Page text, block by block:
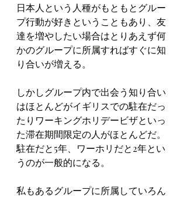
日本人という人種がもともとグルー
プ行動が好きということもあり、友
達を増やしたい場合はとりあえず何
かのグループに所属すればすぐに知
り合いが増える。
しかしグループ内で出会う知り合い
はほとんどがイギリスでの駐在だっ
たりワーキングホリデービザといっ
た滞在期間限定の人がほとんどだ。
駐在だと5年、ワーホリだと2年とい
うのが一般的になる。
私もあるグループに所属していろん